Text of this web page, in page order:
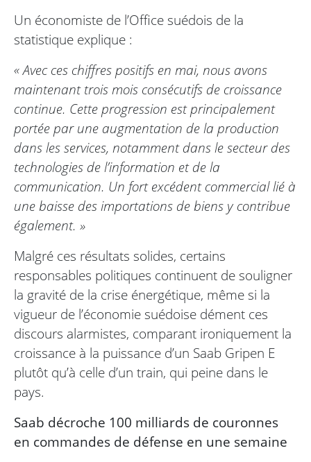
Un économiste de l’Office suédois de la
statistique explique :
« Avec ces chiffres positifs en mai, nous avons
maintenant trois mois consécutifs de croissance
continue. Cette progression est principalement
portée par une augmentation de la production
dans les services, notamment dans le secteur des
technologies de l’information et de la
communication. Un fort excédent commercial lié à
une baisse des importations de biens y contribue
également. »
Malgré ces résultats solides, certains
responsables politiques continuent de souligner
la gravité de la crise énergétique, même si la
vigueur de l’économie suédoise dément ces
discours alarmistes, comparant ironiquement la
croissance à la puissance d’un Saab Gripen E
plutôt qu’à celle d’un train, qui peine dans le
pays.
Saab décroche 100 milliards de couronnes
en commandes de défense en une semaine